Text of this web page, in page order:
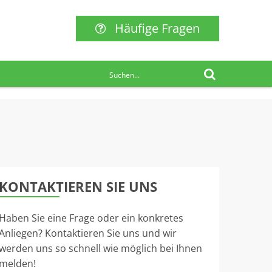
Häufige Fragen
KONTAKTIEREN SIE UNS
Haben Sie eine Frage oder ein konkretes
Kontaktieren Sie uns und wir
uns so schnell wie möglich bei Ihnen
melden!